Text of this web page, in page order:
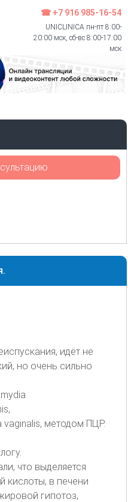
☎ +7 916 985-16-54
UNICLINICA пн-пт 8:00-
20:00 мск, сб-вс 8:00-17:00
мск
идёт не
но очень сильно
vaginalis, методом ПЦР.
что выделяется
кислоты, в печени
гипотоз,